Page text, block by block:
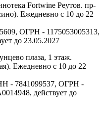
Fortwine Реутов. пр-
Ежедневно с 10 до 22
ОГРН - 1175053005313,
до 23.05.2027
плаза, 1 этаж.
Ежедневно с 10 до 22
7841099537, ОГРН -
действует до